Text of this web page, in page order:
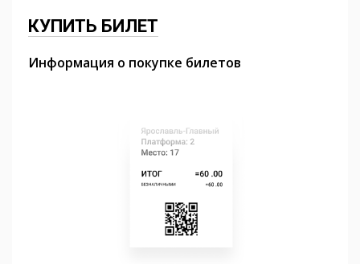
КУПИТЬ БИЛЕТ
Информация о покупке билетов